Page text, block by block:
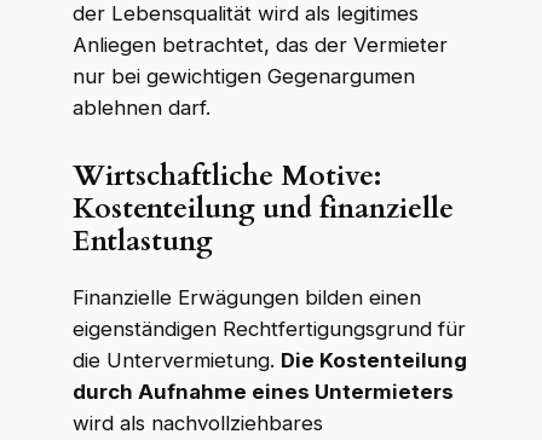
der Lebensqualität wird als legitimes
Anliegen betrachtet, das der Vermieter
nur bei gewichtigen Gegenargumen
ablehnen darf.
Wirtschaftliche Motive:
Kostenteilung und finanzielle
Entlastung
Finanzielle Erwägungen bilden einen
eigenständigen Rechtfertigungsgrund für
die Untervermietung. Die Kostenteilung
durch Aufnahme eines Untermieters
wird als nachvollziehbares